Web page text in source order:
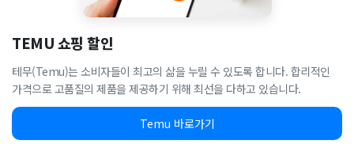
TEMU 쇼핑 할인
테무(Temu)는 소비자들이 최고의 삶을 누릴 수 있도록 합니다. 합리적인
가격으로 고품질의 제품을 제공하기 위해 최선을 다하고 있습니다.
Temu 바로가기